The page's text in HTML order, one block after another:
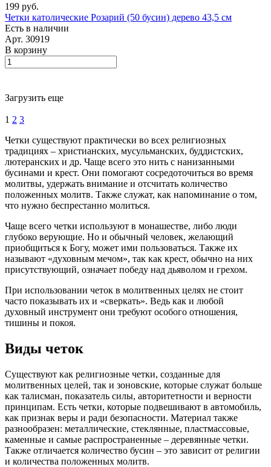
199 руб.
Четки католические Розарий (50 бусин) дерево 43,5 см
Есть в наличии
Арт. 30919
В корзину
Загрузить еще
1 2 3
Четки существуют практически во всех религиозных
традициях – христианских, мусульманских, буддистских,
лютеранских и др. Чаще всего это нить с нанизанными
бусинами и крест. Они помогают сосредоточиться во время
молитвы, удержать внимание и отсчитать количество
положенных молитв. Также служат, как напоминание о том,
что нужно беспрестанно молиться.
Чаще всего четки используют в монашестве, либо люди
глубоко верующие. Но и обычный человек, желающий
приобщиться к Богу, может ими пользоваться. Также их
называют «духовным мечом», так как крест, обычно на них
присутствующий, означает победу над дьяволом и грехом.
При использовании четок в молитвенных целях не стоит
часто показывать их и «сверкать». Ведь как и любой
духовный инструмент они требуют особого отношения,
тишины и покоя.
Виды четок
Существуют как религиозные четки, созданные для
молитвенных целей, так и зоновские, которые служат больше
как талисман, показатель силы, авторитетности и верности
принципам. Есть четки, которые подвешивают в автомобиль,
как признак веры и ради безопасности. Материал также
разнообразен: металлические, стеклянные, пластмассовые,
каменные и самые распространенные – деревянные четки.
Также отличается количество бусин – это зависит от религии
и количества положенных молитв.